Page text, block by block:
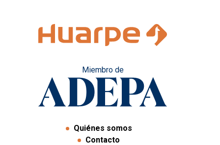
Miembro de
Quiénes somos
Contacto